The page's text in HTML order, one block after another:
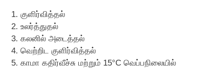
குளிர்வித்தல்
உலர்த்துதல்
கலனில் அடைத்தல்
வெற்றிட குளிர்வித்தல்
காமா கதிர்வீச்சு மற்றும் 15°C வெப்பநிலையில்